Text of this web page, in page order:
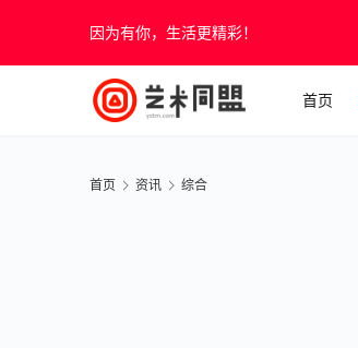
因为有你，生活更精彩！
首页
首页 资讯 综合